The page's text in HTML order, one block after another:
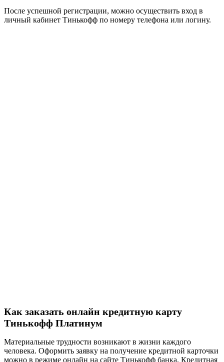
После успешной регистрации, можно осуществить вход в
личный кабинет Тинькофф по номеру телефона или логину.
Как заказать онлайн кредитную карту
Тинькофф Платинум
Материальные трудности возникают в жизни каждого
человека. Оформить заявку на получение кредитной карточки
можно в режиме онлайн на сайте Тинькофф банка. Кредитная